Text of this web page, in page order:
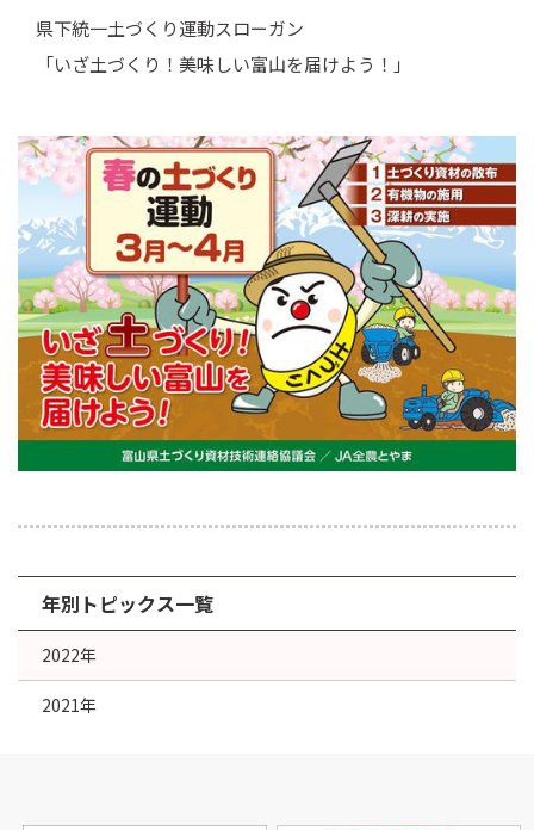
県下統一土づくり運動スローガン
「いざ土づくり！美味しい富山を届けよう！」
年別トピックス一覧
2022年
2021年